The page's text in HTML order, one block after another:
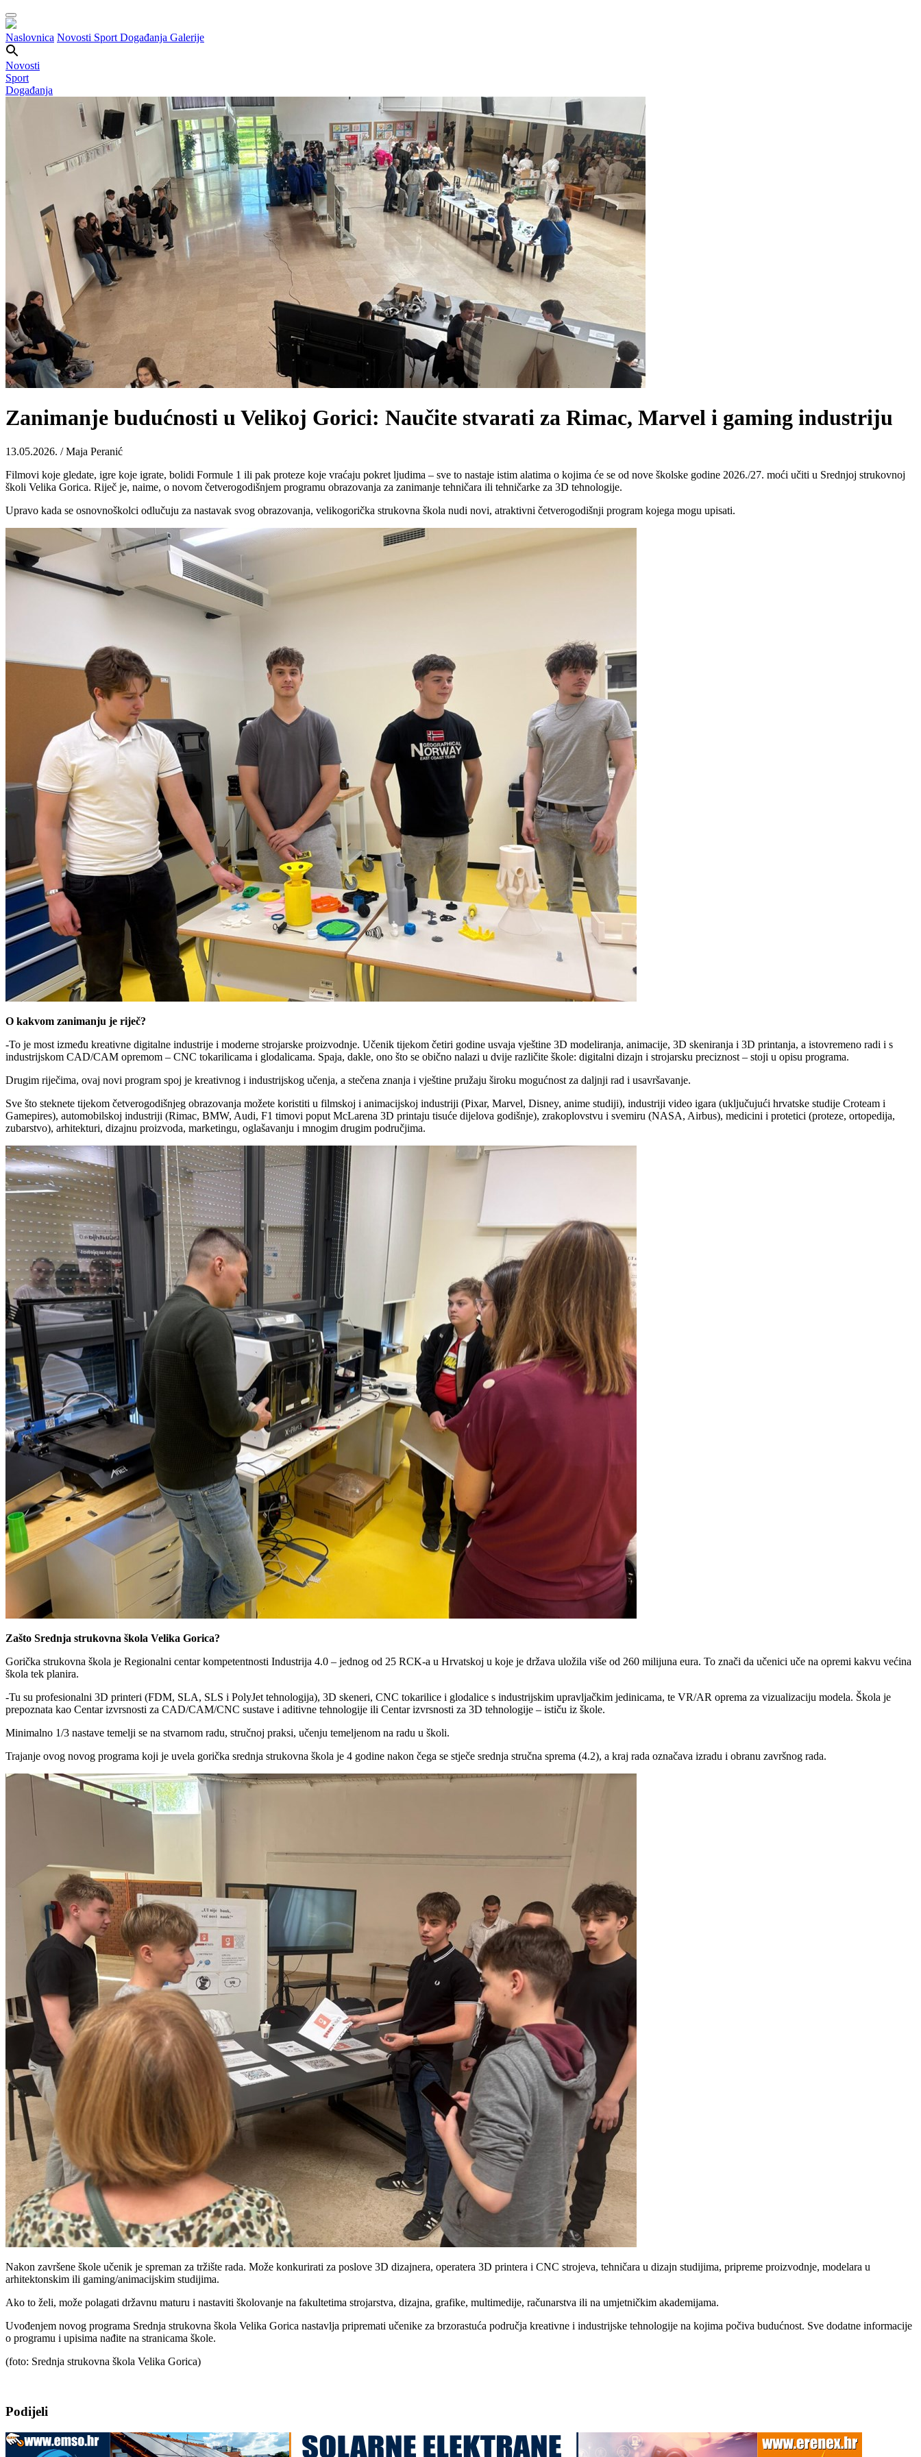
Naslovnica Novosti Sport Događanja Galerije
Novosti
Sport
Događanja
Zanimanje budućnosti u Velikoj Gorici: Naučite stvarati za Rimac, Marvel i gaming industriju
13.05.2026. / Maja Peranić
Filmovi koje gledate, igre koje igrate, bolidi Formule 1 ili pak proteze koje vraćaju pokret ljudima – sve to nastaje istim alatima o kojima će se od nove školske godine 2026./27. moći učiti u Srednjoj strukovnoj
školi Velika Gorica. Riječ je, naime, o novom četverogodišnjem programu obrazovanja za zanimanje tehničara ili tehničarke za 3D tehnologije.
Upravo kada se osnovnoškolci odlučuju za nastavak svog obrazovanja, velikogorička strukovna škola nudi novi, atraktivni četverogodišnji program kojega mogu upisati.
O kakvom zanimanju je riječ?
-To je most između kreativne digitalne industrije i moderne strojarske proizvodnje. Učenik tijekom četiri godine usvaja vještine 3D modeliranja, animacije, 3D skeniranja i 3D printanja, a istovremeno radi i s
industrijskom CAD/CAM opremom – CNC tokarilicama i glodalicama. Spaja, dakle, ono što se obično nalazi u dvije različite škole: digitalni dizajn i strojarsku preciznost – stoji u opisu programa.
Drugim riječima, ovaj novi program spoj je kreativnog i industrijskog učenja, a stečena znanja i vještine pružaju široku mogućnost za daljnji rad i usavršavanje.
Sve što steknete tijekom četverogodišnjeg obrazovanja možete koristiti u filmskoj i animacijskoj industriji (Pixar, Marvel, Disney, anime studiji), industriji video igara (uključujući hrvatske studije Croteam i
Gamepires), automobilskoj industriji (Rimac, BMW, Audi, F1 timovi poput McLarena 3D printaju tisuće dijelova godišnje), zrakoplovstvu i svemiru (NASA, Airbus), medicini i protetici (proteze, ortopedija,
zubarstvo), arhitekturi, dizajnu proizvoda, marketingu, oglašavanju i mnogim drugim područjima.
Zašto Srednja strukovna škola Velika Gorica?
Gorička strukovna škola je Regionalni centar kompetentnosti Industrija 4.0 – jednog od 25 RCK-a u Hrvatskoj u koje je država uložila više od 260 milijuna eura. To znači da učenici uče na opremi kakvu većina
škola tek planira.
-Tu su profesionalni 3D printeri (FDM, SLA, SLS i PolyJet tehnologija), 3D skeneri, CNC tokarilice i glodalice s industrijskim upravljačkim jedinicama, te VR/AR oprema za vizualizaciju modela. Škola je
prepoznata kao Centar izvrsnosti za CAD/CAM/CNC sustave i aditivne tehnologije ili Centar izvrsnosti za 3D tehnologije – ističu iz škole.
Minimalno 1/3 nastave temelji se na stvarnom radu, stručnoj praksi, učenju temeljenom na radu u školi.
Trajanje ovog novog programa koji je uvela gorička srednja strukovna škola je 4 godine nakon čega se stječe srednja stručna sprema (4.2), a kraj rada označava izradu i obranu završnog rada.
Nakon završene škole učenik je spreman za tržište rada. Može konkurirati za poslove 3D dizajnera, operatera 3D printera i CNC strojeva, tehničara u dizajn studijima, pripreme proizvodnje, modelara u
arhitektonskim ili gaming/animacijskim studijima.
Ako to želi, može polagati državnu maturu i nastaviti školovanje na fakultetima strojarstva, dizajna, grafike, multimedije, računarstva ili na umjetničkim akademijama.
Uvođenjem novog programa Srednja strukovna škola Velika Gorica nastavlja pripremati učenike za brzorastuća područja kreativne i industrijske tehnologije na kojima počiva budućnost. Sve dodatne informacije
o programu i upisima nađite na stranicama škole.
(foto: Srednja strukovna škola Velika Gorica)
Podijeli